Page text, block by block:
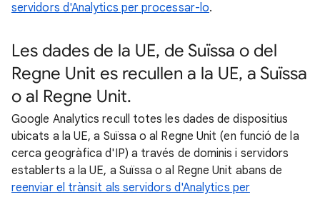
servidors d'Analytics per processar-lo.
Les dades de la UE, de Suïssa o del
Regne Unit es recullen a la UE, a Suïssa
o al Regne Unit.
Google Analytics recull totes les dades de dispositius
ubicats a la UE, a Suïssa o al Regne Unit (en funció de la
cerca geogràfica d'IP) a través de dominis i servidors
establerts a la UE, a Suïssa o al Regne Unit abans de
reenviar el trànsit als servidors d'Analytics per